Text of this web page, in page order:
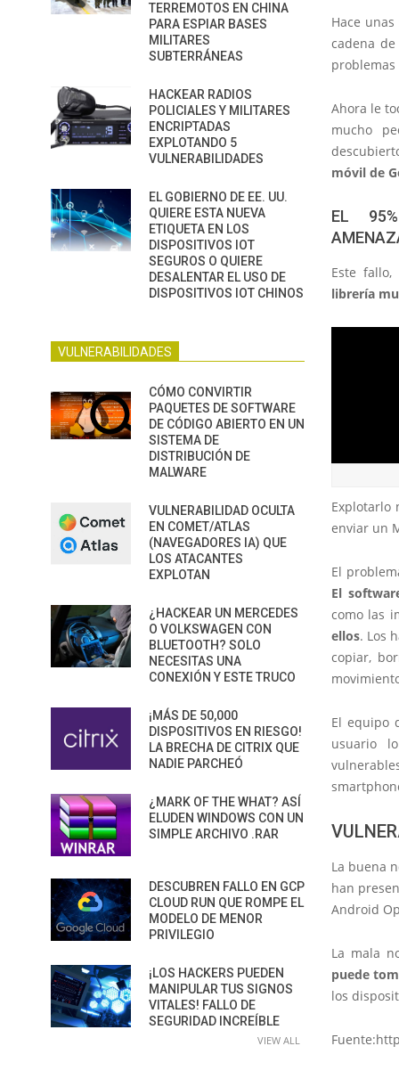
Hace
cadena
Ahora le
mucho
móvil de
EL
Este
librería
Explotarlo
enviar un
El
El
como las
ellos. Los
copiar,
El equipo
usuario
La buena
han
Android
La mala
puede
los
TERREMOTOS EN CHINA
PARA ESPIAR BASES
MILITARES
SUBTERRÁNEAS
HACKEAR RADIOS
POLICIALES Y MILITARES
ENCRIPTADAS
EXPLOTANDO 5
VULNERABILIDADES
EL GOBIERNO DE EE. UU.
QUIERE ESTA NUEVA
ETIQUETA EN LOS
DISPOSITIVOS IOT
SEGUROS O QUIERE
DESALENTAR EL USO DE
DISPOSITIVOS IOT CHINOS
VULNERABILIDADES
CÓMO CONVIRTIR
PAQUETES DE SOFTWARE
DE CÓDIGO ABIERTO EN UN
SISTEMA DE
DISTRIBUCIÓN DE
MALWARE
VULNERABILIDAD OCULTA
EN COMET/ATLAS
(NAVEGADORES IA) QUE
LOS ATACANTES
EXPLOTAN
¿HACKEAR UN MERCEDES
O VOLKSWAGEN CON
BLUETOOTH? SOLO
NECESITAS UNA
CONEXIÓN Y ESTE TRUCO
¡MÁS DE 50,000
DISPOSITIVOS EN RIESGO!
LA BRECHA DE CITRIX QUE
NADIE PARCHEÓ
¿MARK OF THE WHAT? ASÍ
ELUDEN WINDOWS CON UN
SIMPLE ARCHIVO .RAR
DESCUBREN FALLO EN GCP
CLOUD RUN QUE ROMPE EL
MODELO DE MENOR
PRIVILEGIO
¡LOS HACKERS PUEDEN
MANIPULAR TUS SIGNOS
VITALES! FALLO DE
SEGURIDAD INCREÍBLE
VIEW ALL